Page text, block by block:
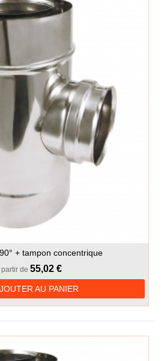
+ tampon concentrique
partir de 55,02 €
AU PANIER